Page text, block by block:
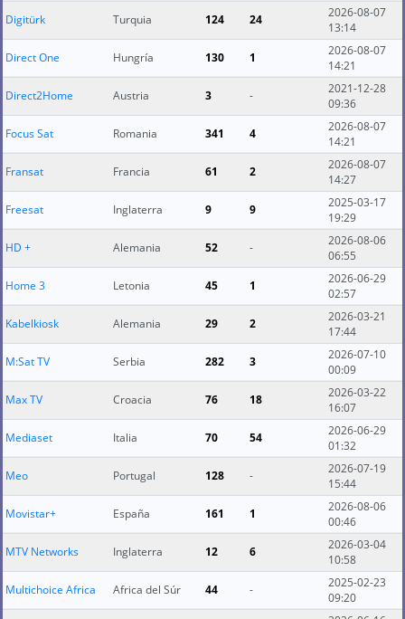
Digitürk
Turquia 124 24
2026-08-07
13:14
Direct One
Hungría 130 1
2026-08-07
14:21
Direct2Home
Austria 3 -
2021-12-28
09:36
Focus Sat
Romania 341 4
2026-08-07
14:21
Fransat
Francia 61 2
2026-08-07
14:27
Freesat
Inglaterra 9 9
2025-03-17
19:29
HD +
Alemania 52 -
2026-08-06
06:55
Home 3
Letonia 45 1
2026-06-29
02:57
Kabelkiosk
Alemania 29 2
2026-03-21
17:44
M:Sat TV
Serbia 282 3
2026-07-10
00:09
Max TV
Croacia 76 18
2026-03-22
16:07
Mediaset
Italia 70 54
2026-06-29
01:32
Meo
Portugal 128 -
2026-07-19
15:44
Movistar+
España 161 1
2026-08-06
00:46
MTV Networks
Inglaterra 12 6
2026-03-04
10:58
Multichoice Africa
Africa del Súr 44 -
2025-02-23
09:20